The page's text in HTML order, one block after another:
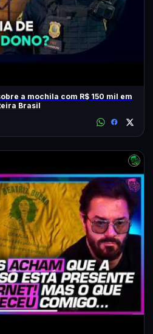
a mochila com R$ 150 mil em
Brasil